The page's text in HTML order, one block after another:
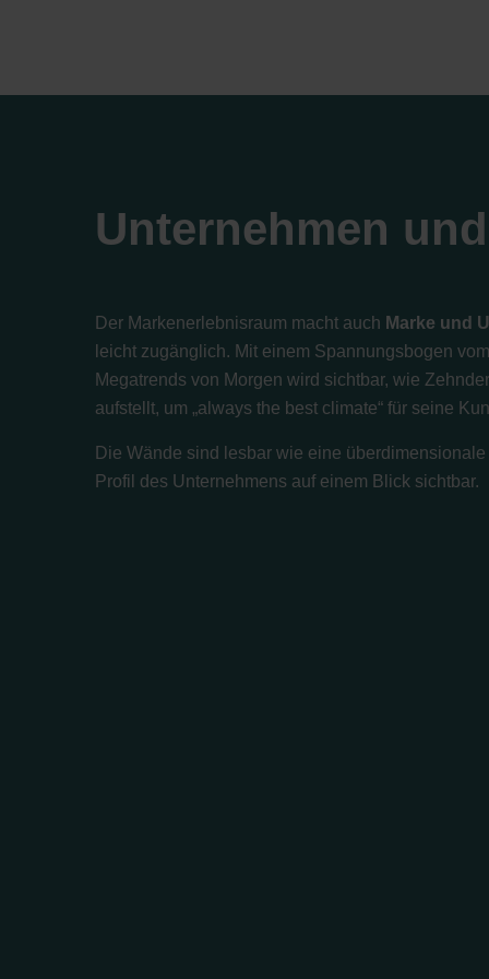
Unternehmen
Der Markenerlebnisraum macht auch Marke und
leicht zugänglich. Mit einem Spannungsbogen
Megatrends von Morgen wird sichtbar, wie
aufstellt, um „always the best climate“ für seine
Die Wände sind lesbar wie eine
Profil des Unternehmens auf einem Blick sichtbar.